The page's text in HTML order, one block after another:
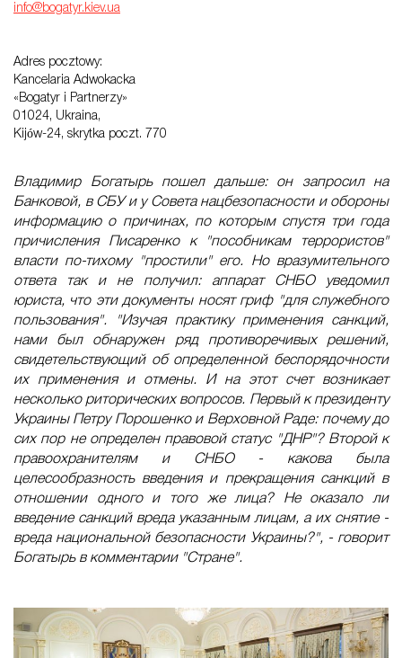
info@bogatyr.kiev.ua
Adres pocztowy:
Kancelaria Adwokacka
«Bogatyr i Partnerzy»
01024, Ukraina,
Kijów-24, skrytka poczt. 770
Владимир Богатырь пошел дальше: он запросил на
Банковой, в СБУ и у Совета нацбезопасности и обороны
информацию о причинах, по которым спустя три года
причисления Писаренко к "пособникам террористов"
власти по-тихому "простили" его. Но вразумительного
ответа так и не получил: аппарат СНБО уведомил
юриста, что эти документы носят гриф "для служебного
пользования". "Изучая практику применения санкций,
нами был обнаружен ряд противоречивых решений,
свидетельствующий об определенной беспорядочности
их применения и отмены. И на этот счет возникает
несколько риторических вопросов. Первый к президенту
Украины Петру Порошенко и Верховной Раде: почему до
сих пор не определен правовой статус "ДНР"? Второй к
правоохранителям и СНБО - какова была
целесообразность введения и прекращения санкций в
отношении одного и того же лица? Не оказало ли
введение санкций вреда указанным лицам, а их снятие -
вреда национальной безопасности Украины?", - говорит
Богатырь в комментарии "Стране".